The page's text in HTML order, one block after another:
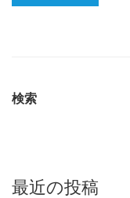
検索
最近の投稿